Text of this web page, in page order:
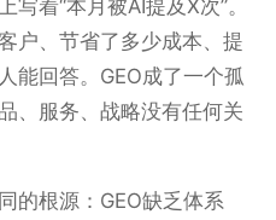
着“本月被AI提及X次”。
户、节省了多少成本、提
能回答。GEO成了一个孤
、服务、战略没有任何关
的根源：GEO缺乏体系